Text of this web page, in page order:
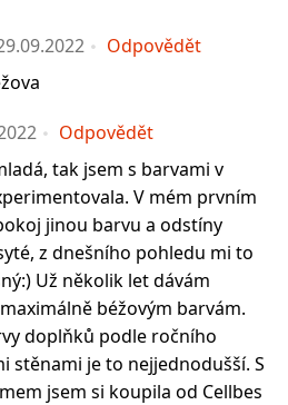
Odpovědět
Odpovědět
tak jsem s barvami v
V mém prvním
jinou barvu a odstíny
z dnešního pohledu mi to
Už několik let dávám
béžovým barvám.
doplňků podle ročního
stěnami je to nejjednodušší. S
jsem si koupila od Cellbes